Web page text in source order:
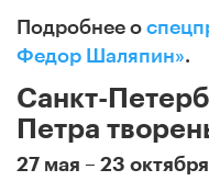
Подробнее о
Федор Шаляпин».
Санкт-
Петра
27 мая – 23